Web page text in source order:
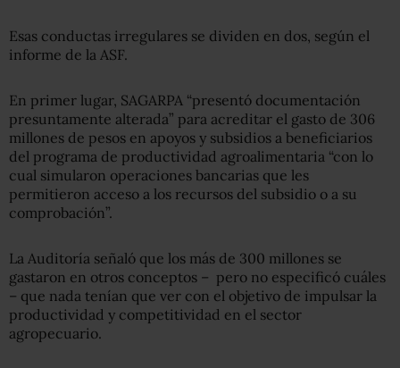
Esas conductas irregulares se dividen en dos, según el
informe de la ASF.
En primer lugar, SAGARPA “presentó documentación
presuntamente alterada” para acreditar el gasto de 306
millones de pesos en apoyos y subsidios a beneficiarios
del programa de productividad agroalimentaria “con lo
cual simularon operaciones bancarias que les
permitieron acceso a los recursos del subsidio o a su
comprobación”.
La Auditoría señaló que los más de 300 millones se
gastaron en otros conceptos – pero no especificó cuáles
– que nada tenían que ver con el objetivo de impulsar la
productividad y competitividad en el sector
agropecuario.